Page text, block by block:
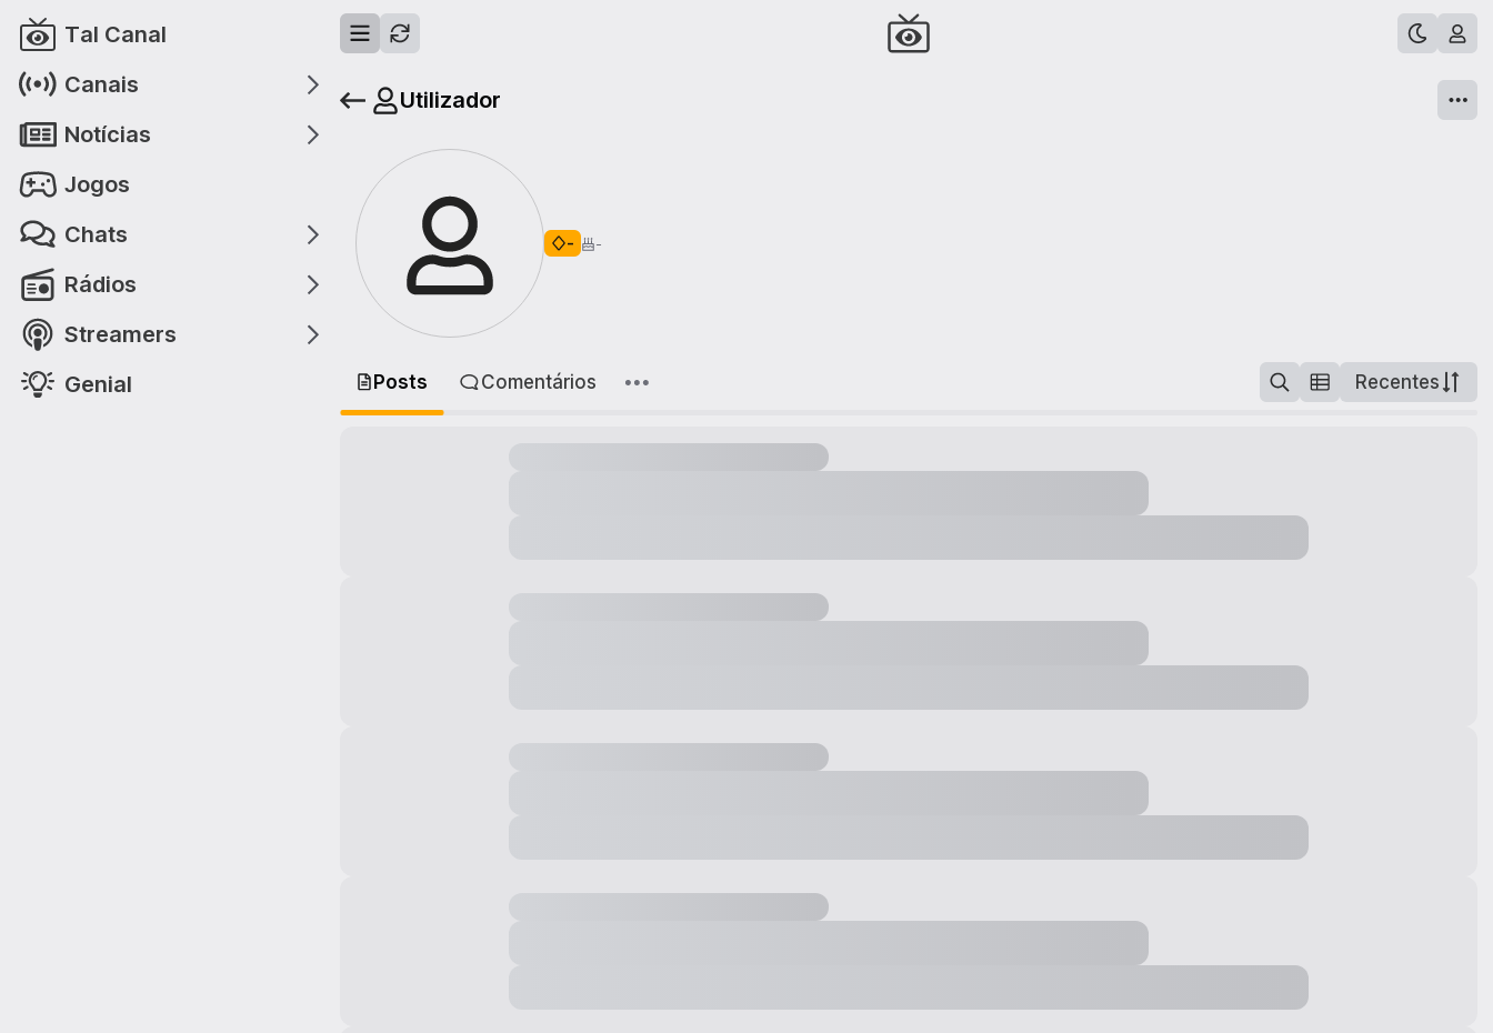
Tal Canal
Canais
Notícias
Jogos
Chats
Rádios
Streamers
Genial
Utilizador
- -
Posts Comentários Recentes